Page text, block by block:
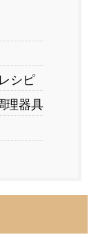
シピ
理器具